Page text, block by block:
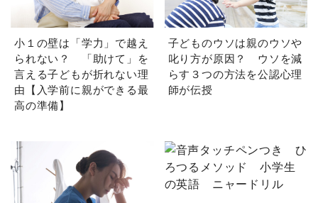
小１の壁は「学力」で越え
られない？ 「助けて」を
言える子どもが折れない理
由【入学前に親ができる最
高の準備】
子どものウソは親のウソや
叱り方が原因？ ウソを減
らす３つの方法を公認心理
師が伝授